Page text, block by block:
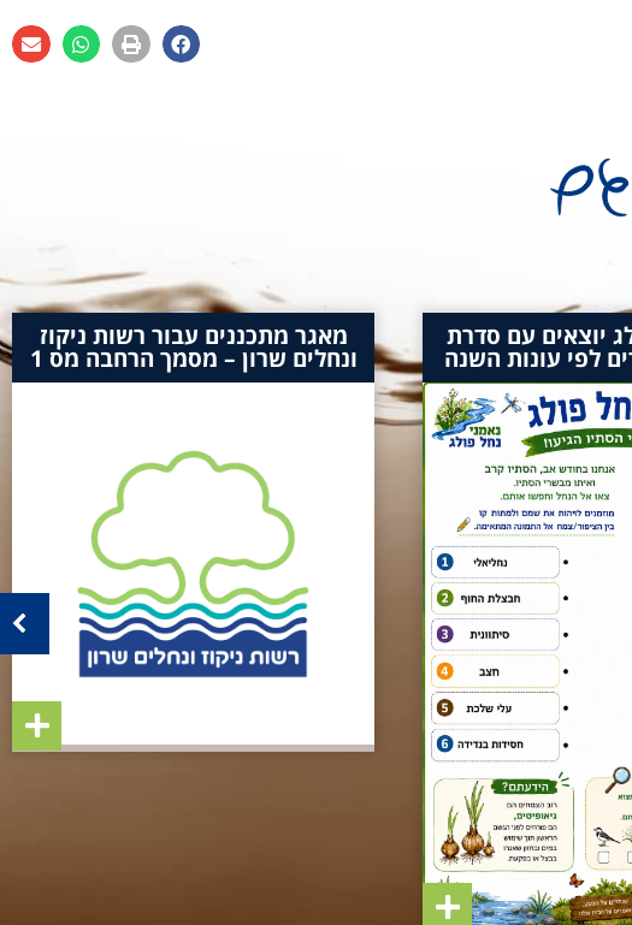
יוצאים עם סדרת
לפי עונות השנה
מאגר מתכננים עבור רשות ניקוז
ונחלים שרון – מסמך הרחבה מס 1